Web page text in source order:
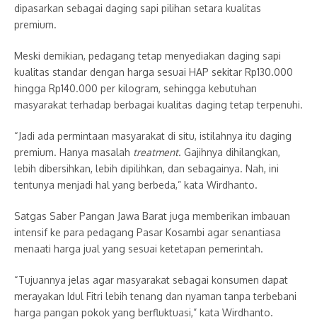
dipasarkan sebagai daging sapi pilihan setara kualitas
premium.
Meski demikian, pedagang tetap menyediakan daging sapi
kualitas standar dengan harga sesuai HAP sekitar Rp130.000
hingga Rp140.000 per kilogram, sehingga kebutuhan
masyarakat terhadap berbagai kualitas daging tetap terpenuhi.
“Jadi ada permintaan masyarakat di situ, istilahnya itu daging
premium. Hanya masalah treatment. Gajihnya dihilangkan,
lebih dibersihkan, lebih dipilihkan, dan sebagainya. Nah, ini
tentunya menjadi hal yang berbeda,” kata Wirdhanto.
Satgas Saber Pangan Jawa Barat juga memberikan imbauan
intensif ke para pedagang Pasar Kosambi agar senantiasa
menaati harga jual yang sesuai ketetapan pemerintah.
“Tujuannya jelas agar masyarakat sebagai konsumen dapat
merayakan Idul Fitri lebih tenang dan nyaman tanpa terbebani
harga pangan pokok yang berfluktuasi,” kata Wirdhanto.